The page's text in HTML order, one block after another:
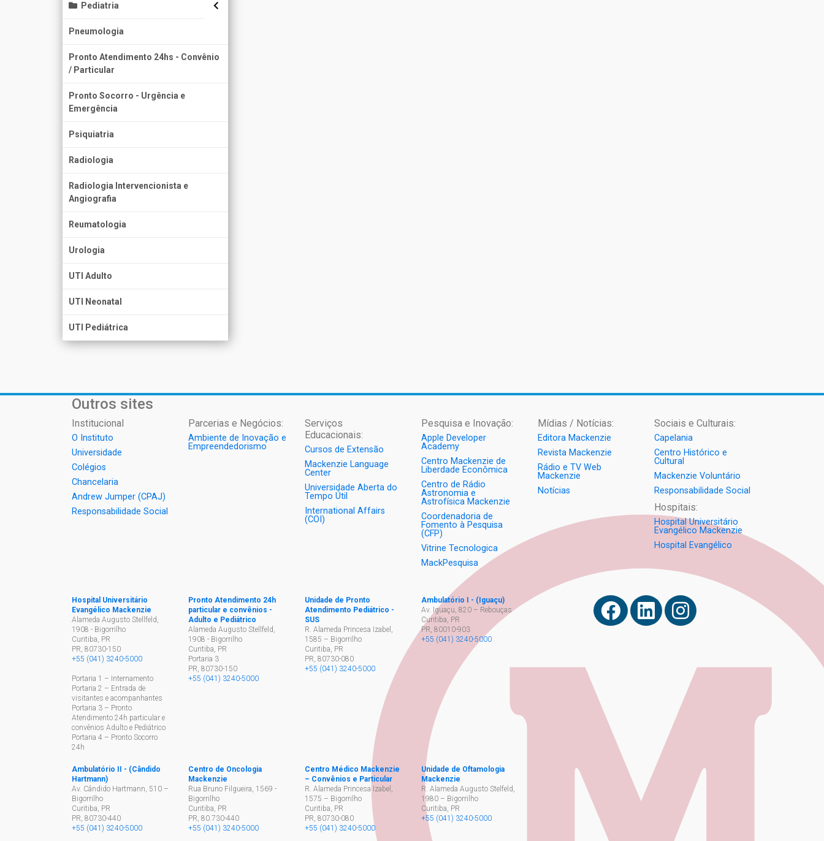
Pediatria
Pneumologia
Pronto Atendimento 24hs - Convênio
/ Particular
Pronto Socorro - Urgência e
Emergência
Psiquiatria
Radiologia
Radiologia Intervencionista e
Angiografia
Reumatologia
Urologia
UTI Adulto
UTI Neonatal
UTI Pediátrica
Outros sites
Institucional
O Instituto
Universidade
Colégios
Chancelaria
Andrew Jumper (CPAJ)
Responsabilidade Social
Parcerias e Negócios:
Ambiente de Inovação e
Empreendedorismo
Serviços
Educacionais:
Cursos de Extensão
Mackenzie Language
Center
Universidade Aberta do
Tempo Útil
International Affairs
(COI)
Pesquisa e Inovação:
Apple Developer
Academy
Centro Mackenzie de
Liberdade Econômica
Centro de Rádio
Astronomia e
Astrofísica Mackenzie
Coordenadoria de
Fomento à Pesquisa
(CFP)
Vitrine Tecnologica
MackPesquisa
Mídias / Notícias:
Editora Mackenzie
Revista Mackenzie
Rádio e TV Web
Mackenzie
Notícias
Sociais e Culturais:
Capelania
Centro Histórico e
Cultural
Mackenzie Voluntário
Responsabilidade Social
Hospitais:
Hospital Universitário
Evangélico Mackenzie
Hospital Evangélico
Hospital Universitário
Evangélico Mackenzie
Alameda Augusto Stellfeld,
1908 - Bigorrilho
Curitiba, PR
PR, 80730-150
+55 (041) 3240-5000
Portaria 1 – Internamento
Portaria 2 – Entrada de
visitantes e acompanhantes
Portaria 3 – Pronto
Atendimento 24h particular e
convênios Adulto e Pediátrico
Portaria 4 – Pronto Socorro
24h
Pronto Atendimento 24h
particular e convênios -
Adulto e Pediátrico
Alameda Augusto Stellfeld,
1908 - Bigorrilho
Curitiba, PR
Portaria 3
PR, 80730-150
+55 (041) 3240-5000
Unidade de Pronto
Atendimento Pediátrico -
SUS
R. Alameda Princesa Izabel,
1585 – Bigorrilho
Curitiba, PR
PR, 80730-080
+55 (041) 3240-5000
Ambulatório I - (Iguaçu)
Av. Iguaçu, 820 – Rebouças
Curitiba, PR
PR, 80010-903
+55 (041) 3240-5000
Ambulatório II - (Cândido
Hartmann)
Av. Cândido Hartmann, 510 –
Bigorrilho
Curitiba, PR
PR, 80730-440
+55 (041) 3240-5000
Centro de Oncologia
Mackenzie
Rua Bruno Filgueira, 1569 -
Bigorrilho
Curitiba, PR
PR, 80.730-440
+55 (041) 3240-5000
Centro Médico Mackenzie
– Convênios e Particular
R. Alameda Princesa Izabel,
1575 – Bigorrilho
Curitiba, PR
PR, 80730-080
+55 (041) 3240-5000
Unidade de Oftamologia
Mackenzie
R. Alameda Augusto Stelfeld,
1980 – Bigorrilho
Curitiba, PR
+55 (041) 3240-5000